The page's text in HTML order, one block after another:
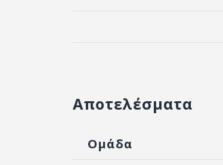
Αποτελέσματα
Ομάδα